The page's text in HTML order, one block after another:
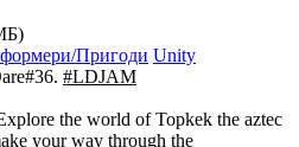
Пригоди Unity
#LDJAM
the world of Topkek the aztec
your way through the